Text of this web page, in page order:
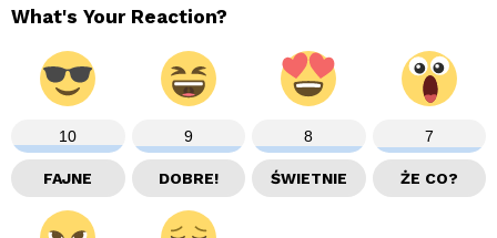
What's Your Reaction?
10
FAJNE
9
DOBRE!
8
ŚWIETNIE
7
ŻE CO?